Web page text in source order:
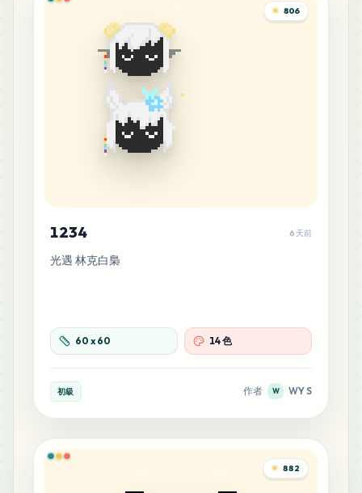
806
1234 6 天前
光遇 林克白梟
60 x 60 14 色
初級 作者 W WY S
882